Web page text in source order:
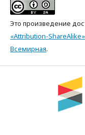
Это произведение
«Attribution-
Всемирная.